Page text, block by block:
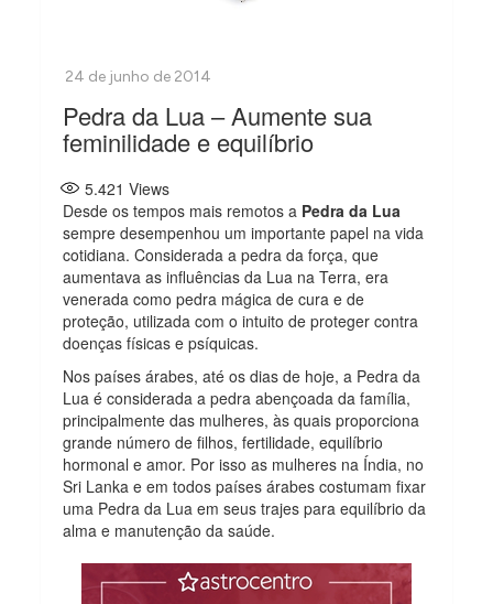
Pedra da Lua – Aumente sua
feminilidade e equilíbrio
5.421 Views
Desde os tempos mais remotos a Pedra da Lua
sempre desempenhou um importante papel na vida
cotidiana. Considerada a pedra da força, que
aumentava as influências da Lua na Terra, era
venerada como pedra mágica de cura e de
proteção, utilizada com o intuito de proteger contra
doenças físicas e psíquicas.
Nos países árabes, até os dias de hoje, a Pedra da
Lua é considerada a pedra abençoada da família,
principalmente das mulheres, às quais proporciona
grande número de filhos, fertilidade, equilíbrio
hormonal e amor. Por isso as mulheres na Índia, no
Sri Lanka e em todos países árabes costumam fixar
uma Pedra da Lua em seus trajes para equilíbrio da
alma e manutenção da saúde.